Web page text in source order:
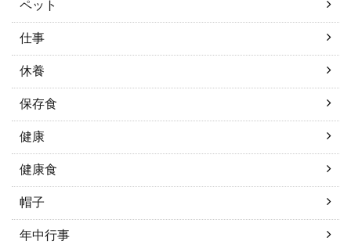
ペット
仕事
休養
保存食
健康
健康食
帽子
年中行事